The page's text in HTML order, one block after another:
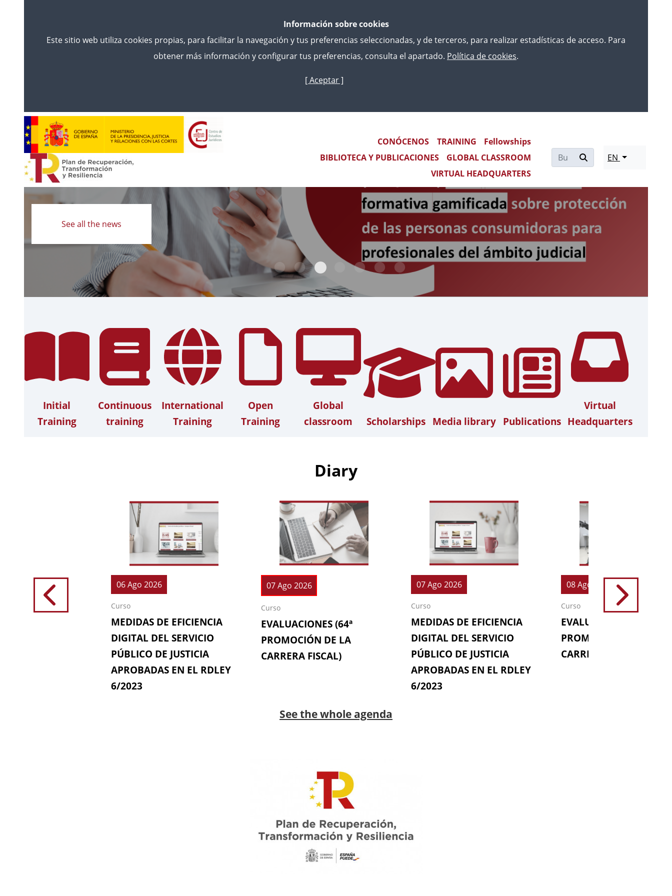
Skip
main
Información sobre cookies
Este sitio web utiliza cookies propias, para facilitar la navegación y tus preferencias seleccionadas, y de terceros, para realizar estadísticas de acceso. Para
obtener más información y configurar tus preferencias, consulta el apartado. Política de cookies.
[ Aceptar ]
Main navigation
CONÓCENOS TRAINING
Fellowships
BIBLIOTECA Y PUBLICACIONES
GLOBAL CLASSROOM
VIRTUAL HEADQUARTERS
EN
Read
more
See all the news
Initial
Training
Continuous
training
International
Training
Open
Training
Global
classroom
Scholarships Media library Publications
Virtual
Headquarters
Diary
06 Ago 2026
Curso
MEDIDAS DE EFICIENCIA
DIGITAL DEL SERVICIO
PÚBLICO DE JUSTICIA
APROBADAS EN EL RDLEY
6/2023
07 Ago 2026
Curso
EVALUACIONES (64ª
PROMOCIÓN DE LA
CARRERA FISCAL)
07 Ago 2026
Curso
MEDIDAS DE EFICIENCIA
DIGITAL DEL SERVICIO
PÚBLICO DE JUSTICIA
APROBADAS EN EL RDLEY
6/2023
08 Ago 2026
Curso
EVALUACIONES (64ª
PROMOCIÓN DE LA
CARRERA FISCAL)
See the whole agenda